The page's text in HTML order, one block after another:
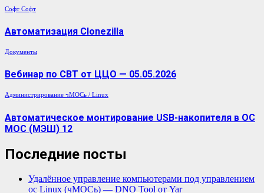
Софт Софт
Автоматизация Clonezilla
Документы
Вебинар по СВТ от ЦЦО — 05.05.2026
Администрирование чМОСь / Linux
Автоматическое монтирование USB-накопителя в ОС
МОС (МЭШ) 12
Последние посты
Удалённое управление компьютерами под управлением
ос Linux (чМОСь) — DNO Tool от Yar